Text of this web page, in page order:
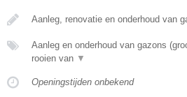
Aanleg, renovatie en onderhoud van
Aanleg en onderhoud van gazons
rooien van ▼
Openingstijden onbekend